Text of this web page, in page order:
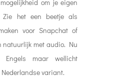
om je eigen
Zie het een beetje als
voor Snapchat of
met audio. Nu
maar wellicht
variant.